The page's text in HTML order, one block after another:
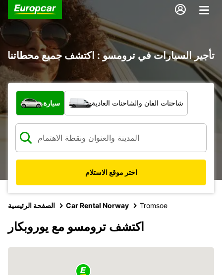
تأجير السيارات في ترومسو : اكتشف جميع محطاتنا
ما نوع المركبة؟
سيارة شاحنات الفان والشاحنات العادية
اختر موقع الاستلام
الصفحة الرئيسية Car Rental Norway Tromsoe
اكتشف ترومسو مع يوروبكار